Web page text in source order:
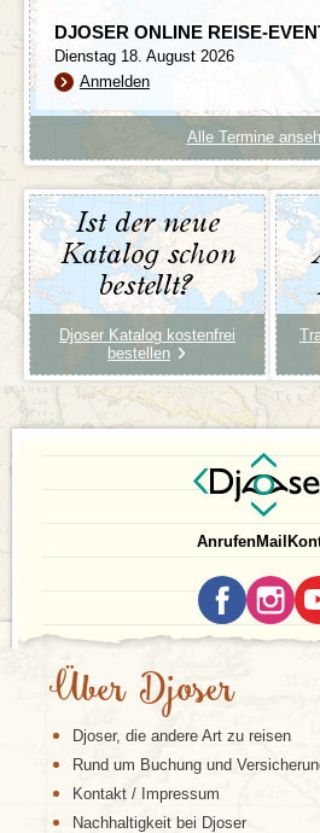
DJOSER ONLINE REISE-
Dienstag 18. August 2026
Anmelden
Alle Termine
Ist der neue
Katalog schon
bestellt?
Djoser Katalog kostenfrei
bestellen
AnrufenMail
Über Djoser
Djoser, die andere Art zu reisen
Rund um Buchung und
Kontakt / Impressum
Nachhaltigkeit bei Djoser